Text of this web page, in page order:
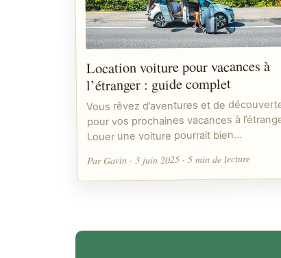
Location voiture pour vacances à
l’étranger : guide complet
Vous rêvez d’aventures et de
pour vos prochaines vacances à
Louer une voiture pourrait bien…
Par Gavin · 3 juin 2025 · 5 min de lecture